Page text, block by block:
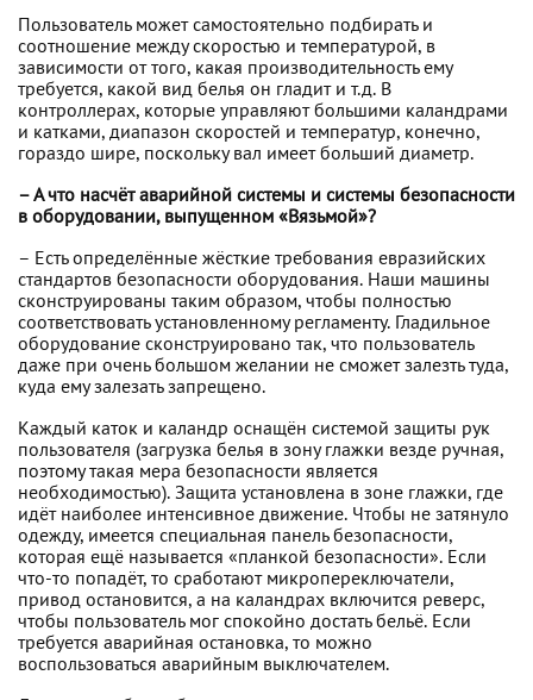
Пользователь может самостоятельно подбирать и
соотношение между скоростью и температурой, в
зависимости от того, какая производительность ему
требуется, какой вид белья он гладит и т.д. В
контроллерах, которые управляют большими каландрами
и катками, диапазон скоростей и температур, конечно,
гораздо шире, поскольку вал имеет больший диаметр.
– А что насчёт аварийной системы и системы безопасности
в оборудовании, выпущенном «Вязьмой»?
– Есть определённые жёсткие требования евразийских
стандартов безопасности оборудования. Наши машины
сконструированы таким образом, чтобы полностью
соответствовать установленному регламенту. Гладильное
оборудование сконструировано так, что пользователь
даже при очень большом желании не сможет залезть туда,
куда ему залезать запрещено.
Каждый каток и каландр оснащён системой защиты рук
пользователя (загрузка белья в зону глажки везде ручная,
поэтому такая мера безопасности является
необходимостью). Защита установлена в зоне глажки, где
идёт наиболее интенсивное движение. Чтобы не затянуло
одежду, имеется специальная панель безопасности,
которая ещё называется «планкой безопасности». Если
что-то попадёт, то сработают микропереключатели,
привод остановится, а на каландрах включится реверс,
чтобы пользователь мог спокойно достать бельё. Если
требуется аварийная остановка, то можно
воспользоваться аварийным выключателем.